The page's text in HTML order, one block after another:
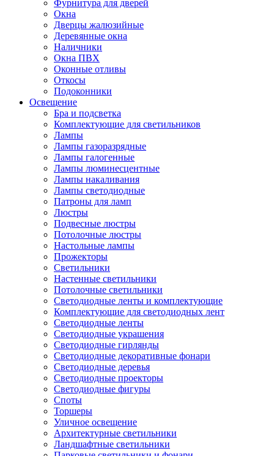
Фурнитура для дверей
Окна
Дверцы жалюзийные
Деревянные окна
Наличники
Окна ПВХ
Оконные отливы
Откосы
Подоконники
Освещение
Бра и подсветка
Комплектующие для светильников
Лампы
Лампы газоразрядные
Лампы галогенные
Лампы люминесцентные
Лампы накаливания
Лампы светодиодные
Патроны для ламп
Люстры
Подвесные люстры
Потолочные люстры
Настольные лампы
Прожекторы
Светильники
Настенные светильники
Потолочные светильники
Светодиодные ленты и комплектующие
Комплектующие для светодиодных лент
Светодиодные ленты
Светодиодные украшения
Светодиодные гирлянды
Светодиодные декоративные фонари
Светодиодные деревья
Светодиодные проекторы
Светодиодные фигуры
Споты
Торшеры
Уличное освещение
Архитектурные светильники
Ландшафтные светильники